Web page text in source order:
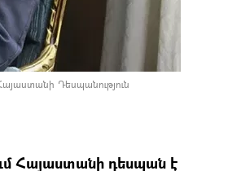
Դեսպանություն
Հայաստանի դեսպան է